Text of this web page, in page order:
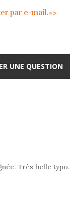
par e-mail.=>
UNE QUESTION
Très belle typo.